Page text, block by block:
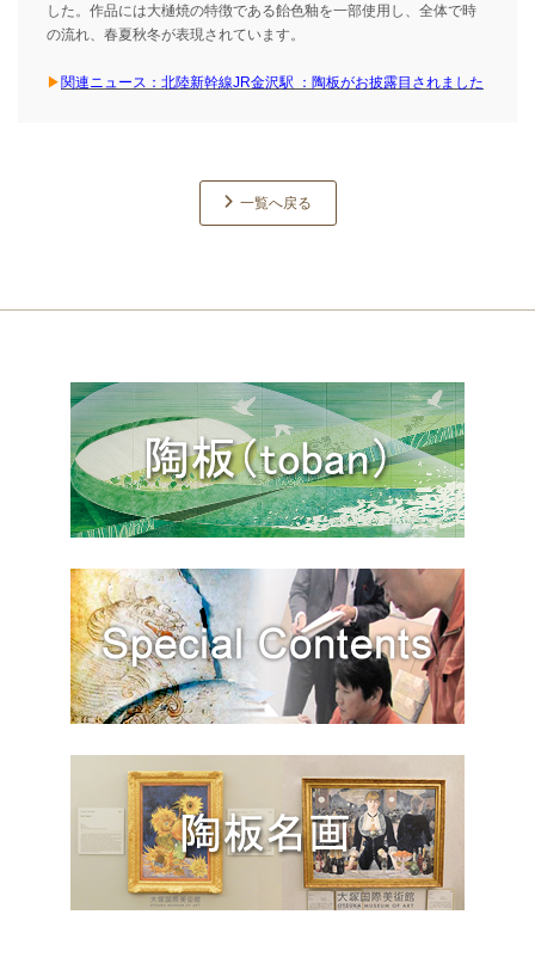
した。作品には大樋焼の特徴である飴色釉を一部使用し、全体で時
の流れ、春夏秋冬が表現されています。
▶関連ニュース： 北陸新幹線JR金沢駅 ：陶板がお披露目されました
一覧へ戻る